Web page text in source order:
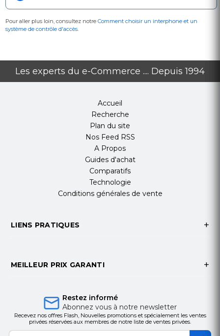
Pour aller plus loin, consultez notre Comment choisir un interphone et un
système de contrôle d'accès.
Les experts du e-Commerce .... Depuis 1994
Accueil
Recherche
Plan du site
Nos Feed RSS
A Propos
Guides d'achat
Comparatifs
Technologie
Conditions générales de vente
LIENS PRATIQUES
MEILLEUR PRIX GARANTI
Restez informé
Abonnez vous à notre newsletter
Recevez nos offres Flash, Nouvelles promotions et spécialement les ventes
privées réservées aux membres de notre liste de ventes privées.